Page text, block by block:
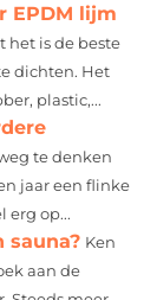
EPDM lijm
het is de beste
dichten. Het
plastic,...
te denken
jaar een flinke
erg op...
sauna? Ken
aan de